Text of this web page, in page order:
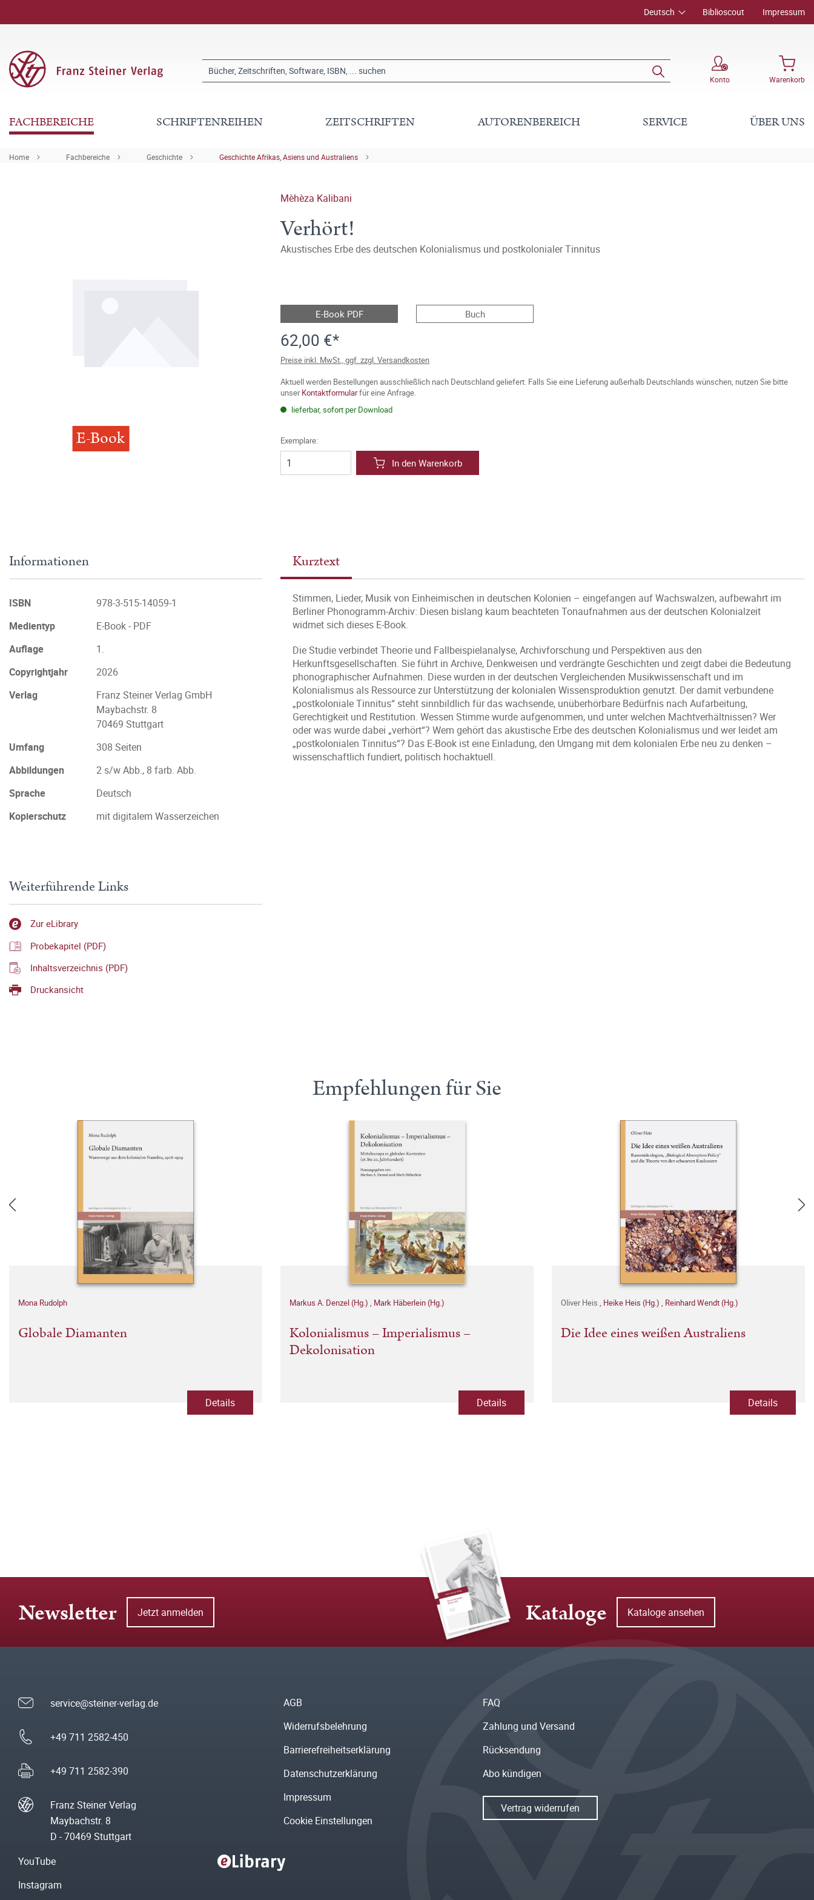
Deutsch Biblioscout Impressum
Konto Warenkorb
FACHBEREICHE SCHRIFTENREIHEN ZEITSCHRIFTEN AUTORENBEREICH SERVICE ÜBER UNS
Home Fachbereiche Geschichte Geschichte Afrikas, Asiens und Australiens
E-Book
Mèhèza Kalibani
Verhört!
Akustisches Erbe des deutschen Kolonialismus und postkolonialer Tinnitus
E-Book PDF Buch
62,00 €*
Preise inkl. MwSt., ggf. zzgl. Versandkosten
Aktuell werden Bestellungen ausschließlich nach Deutschland geliefert. Falls Sie eine Lieferung außerhalb Deutschlands wünschen, nutzen Sie bitte
unserKontaktformularfür eine Anfrage.
lieferbar, sofort per Download
Exemplare:
In den Warenkorb
Kurztext
Stimmen, Lieder, Musik von Einheimischen in deutschen Kolonien – eingefangen auf Wachswalzen, aufbewahrt im
Berliner Phonogramm-Archiv: Diesen bislang kaum beachteten Tonaufnahmen aus der deutschen Kolonialzeit
widmet sich dieses E-Book.
Die Studie verbindet Theorie und Fallbeispielanalyse, Archivforschung und Perspektiven aus den
Herkunftsgesellschaften. Sie führt in Archive, Denkweisen und verdrängte Geschichten und zeigt dabei die Bedeutung
phonographischer Aufnahmen. Diese wurden in der deutschen Vergleichenden Musikwissenschaft und im
Kolonialismus als Ressource zur Unterstützung der kolonialen Wissensproduktion genutzt. Der damit verbundene
„postkoloniale Tinnitus“ steht sinnbildlich für das wachsende, unüberhörbare Bedürfnis nach Aufarbeitung,
Gerechtigkeit und Restitution. Wessen Stimme wurde aufgenommen, und unter welchen Machtverhältnissen? Wer
oder was wurde dabei „verhört“? Wem gehört das akustische Erbe des deutschen Kolonialismus und wer leidet am
„postkolonialen Tinnitus“? Das E-Book ist eine Einladung, den Umgang mit dem kolonialen Erbe neu zu denken –
wissenschaftlich fundiert, politisch hochaktuell.
Informationen
ISBN
978-3-515-14059-1
Medientyp
E-Book - PDF
Auflage
1.
Copyrightjahr
2026
Verlag
Franz Steiner Verlag GmbH
Maybachstr. 8
70469 Stuttgart
Umfang
308 Seiten
Abbildungen
2 s/w Abb., 8 farb. Abb.
Sprache
Deutsch
Kopierschutz
mit digitalem Wasserzeichen
Weiterführende Links
Zur eLibrary
Probekapitel (PDF)
Inhaltsverzeichnis (PDF)
Druckansicht
Empfehlungen für Sie
Mona Rudolph
Globale Diamanten
Details
Markus A. Denzel (Hg.) , Mark Häberlein (Hg.)
Kolonialismus – Imperialismus –
Dekolonisation
Details
Oliver Heis , Heike Heis (Hg.) , Reinhard Wendt (Hg.)
Die Idee eines weißen Australiens
Details
Newsletter Jetzt anmelden Kataloge Kataloge ansehen
service@steiner-verlag.de
+49 711 2582-450
+49 711 2582-390
Franz Steiner Verlag
Maybachstr. 8
D - 70469 Stuttgart
AGB
Widerrufsbelehrung
Barrierefreiheitserklärung
Datenschutzerklärung
Impressum
Cookie Einstellungen
FAQ
Zahlung und Versand
Rücksendung
Abo kündigen
Vertrag widerrufen
YouTube
Instagram